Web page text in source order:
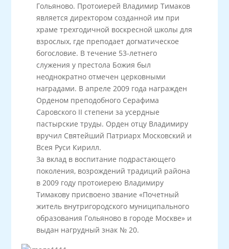
Гольяново. Протоиерей Владимир Тимаков
является директором созданной им при
храме трехгодичной воскресной школы для
взрослых, где преподает догматическое
богословие. В течение 53-летнего
служения у престола Божия был
неоднократно отмечен церковными
наградами. В апреле 2009 года награжден
Орденом преподобного Серафима
Саровского II степени за усердные
пастырские труды. Орден отцу Владимиру
вручил Святейший Патриарх Московский и
Всея Руси Кирилл.
За вклад в воспитание подрастающего
поколения, возрождений традиций района
в 2009 году протоиерею Владимиру
Тимакову присвоено звание «Почетный
житель внутригородского муниципального
образования Гольяново в городе Москве» и
выдан нагрудный знак № 20.